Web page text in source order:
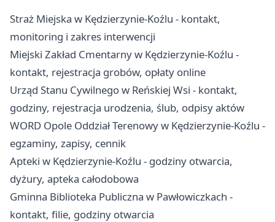
Straż Miejska w Kędzierzynie-Koźlu - kontakt,
monitoring i zakres interwencji
Miejski Zakład Cmentarny w Kędzierzynie-Koźlu -
kontakt, rejestracja grobów, opłaty online
Urząd Stanu Cywilnego w Reńskiej Wsi - kontakt,
godziny, rejestracja urodzenia, ślub, odpisy aktów
WORD Opole Oddział Terenowy w Kędzierzynie-Koźlu -
egzaminy, zapisy, cennik
Apteki w Kędzierzynie-Koźlu - godziny otwarcia,
dyżury, apteka całodobowa
Gminna Biblioteka Publiczna w Pawłowiczkach -
kontakt, filie, godziny otwarcia